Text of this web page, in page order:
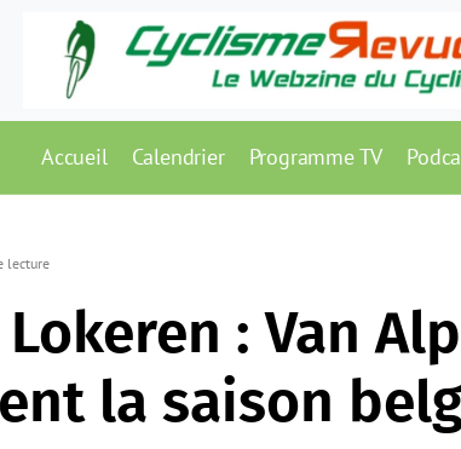
Accueil Calendrier Programme TV
lecture
: Van
la saison